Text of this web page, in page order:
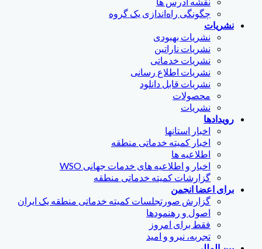
چگونگی راه‌اندازی یک گروه
نشریات
نشریات بهبودی
نشریات ناراتین
نشریات خدماتی
نشریات اطلاع رسانی
نشریات قابل دانلود
محصولات
نشریات
رویدادها
اخبار استانها
اخبار کمیته خدماتی منطقه
اطلاعیه ها
اخبار و اطلاعیه های خدمات جهانی WSO
گزارشات کمیته خدماتی منطقه
برای اعضا انجمن
گزارش صورتجلسات کمیته خدماتی منطقه یک ایران
اصول و رهنمودها
فقط برای امروز
تجربه، نیرو و امید